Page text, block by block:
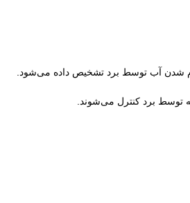
شدن آب توسط برد تشخیص داده می‌شود.
توسط برد کنترل می‌شوند.